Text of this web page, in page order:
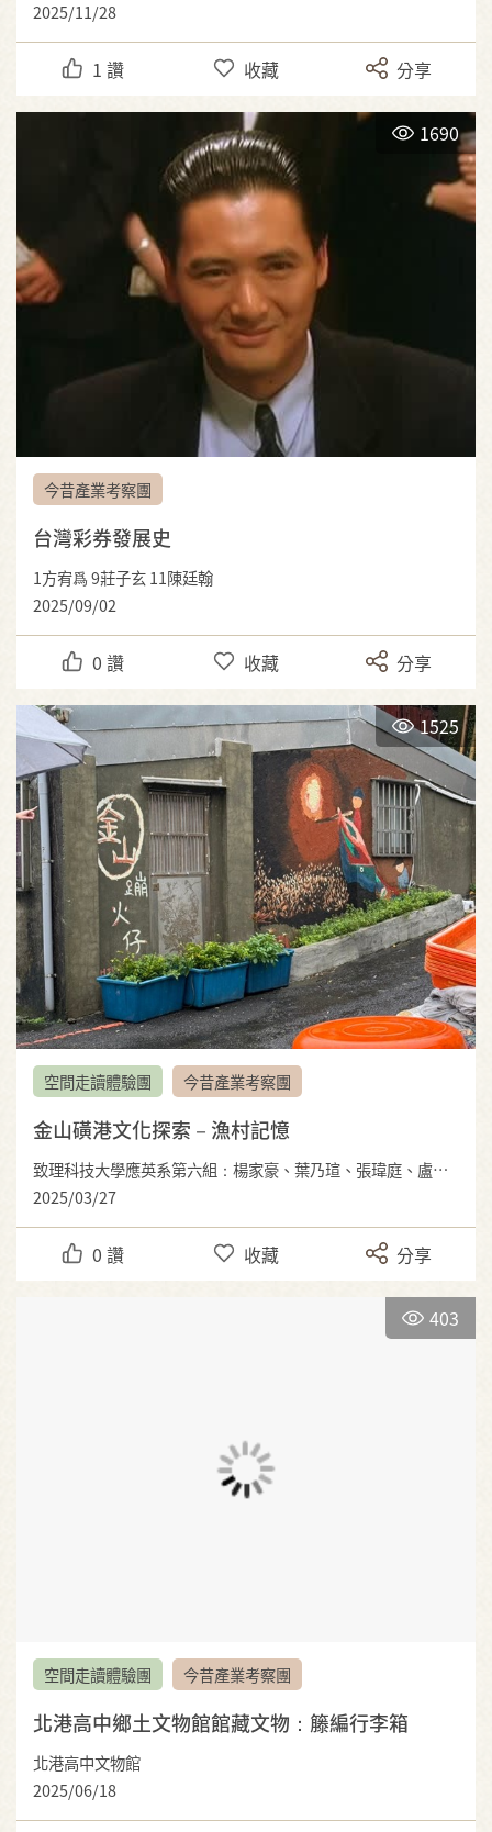
2025/11/28
1 讚 收藏 分享
1690
今昔產業考察團
台灣彩券發展史
1方宥爲 9莊子玄 11陳廷翰
2025/09/02
0 讚 收藏 分享
1525
空間走讀體驗團 今昔產業考察團
金山磺港文化探索－漁村記憶
致理科技大學應英系第六組：楊家豪、葉乃瑄、張瑋庭、盧亭妤、梁宇岑
2025/03/27
0 讚 收藏 分享
403
空間走讀體驗團 今昔產業考察團
北港高中鄉土文物館館藏文物：籐編行李箱
北港高中文物館
2025/06/18